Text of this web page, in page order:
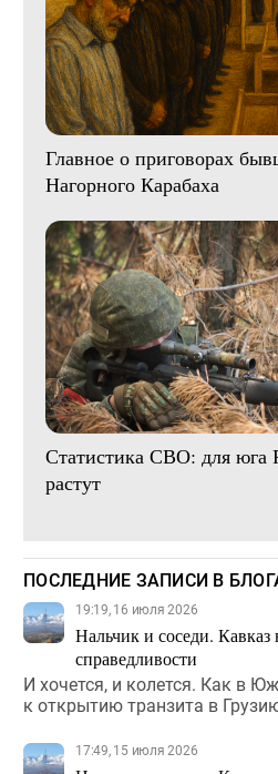
Главное о приговорах
Нагорного Карабаха
Статистика СВО: для юга
растут
ПОСЛЕДНИЕ ЗАПИСИ В
19:19, 16 июля 2026
Нальчик и соседи. Кавказ
справедливости
И хочется, и колется. Как в
к открытию транзита в
17:49, 15 июля 2026